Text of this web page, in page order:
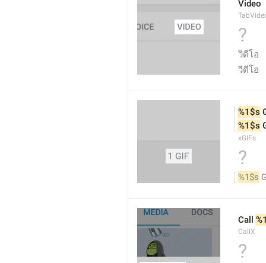
Video
?
วิดีโอ
วีดีโอ
%1$s
%1$s
xGIFs
?
%1$s
Call
CallX
?